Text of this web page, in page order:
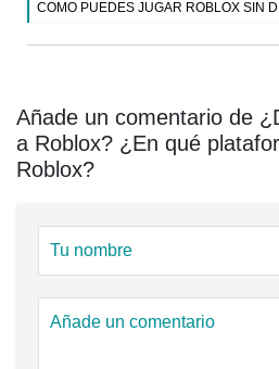
COMO PUEDES JUGAR ROBLOX SIN
Añade un comentario de
a Roblox? ¿En qué
Roblox?